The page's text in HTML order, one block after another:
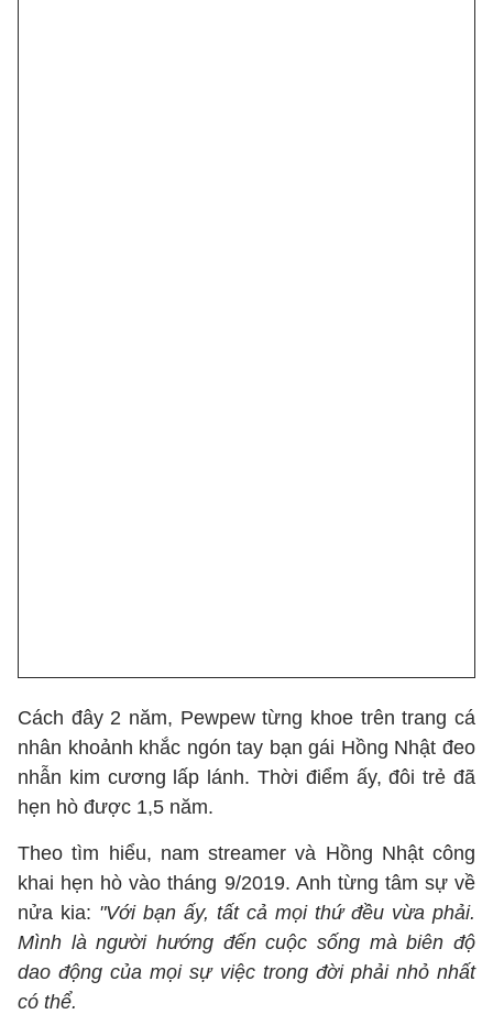
Cách đây 2 năm, Pewpew từng khoe trên trang cá
nhân khoảnh khắc ngón tay bạn gái Hồng Nhật đeo
nhẫn kim cương lấp lánh. Thời điểm ấy, đôi trẻ đã
hẹn hò được 1,5 năm.
Theo tìm hiểu, nam streamer và Hồng Nhật công
khai hẹn hò vào tháng 9/2019. Anh từng tâm sự về
nửa kia: "Với bạn ấy, tất cả mọi thứ đều vừa phải.
Mình là người hướng đến cuộc sống mà biên độ
dao động của mọi sự việc trong đời phải nhỏ nhất
có thể.